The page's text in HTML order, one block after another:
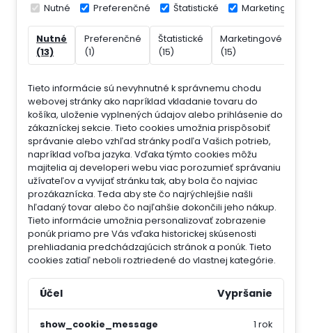
Nutné Preferenčné Štatistické Marketingové
Nutné
(13)
Preferenčné
(1)
Štatistické
(15)
Marketingové
(15)
Tieto informácie sú nevyhnutné k správnemu chodu
webovej stránky ako napríklad vkladanie tovaru do
košíka, uloženie vyplnených údajov alebo prihlásenie do
zákazníckej sekcie. Tieto cookies umožnia prispôsobiť
správanie alebo vzhľad stránky podľa Vašich potrieb,
napríklad voľba jazyka. Vďaka týmto cookies môžu
majitelia aj developeri webu viac porozumieť správaniu
užívateľov a vyvijať stránku tak, aby bola čo najviac
prozákaznícka. Teda aby ste čo najrýchlejšie našli
hľadaný tovar alebo čo najľahšie dokončili jeho nákup.
Tieto informácie umožnia personalizovať zobrazenie
ponúk priamo pre Vás vďaka historickej skúsenosti
prehliadania predchádzajúcich stránok a ponúk. Tieto
cookies zatiaľ neboli roztriedené do vlastnej kategórie.
Účel Vypršanie
show_cookie_message
1 rok